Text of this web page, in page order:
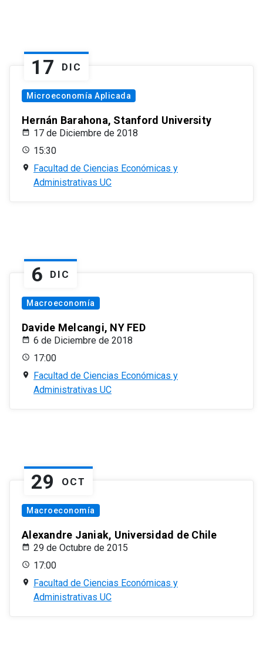
17 DIC
Microeconomía Aplicada
Hernán Barahona, Stanford University
17 de Diciembre de 2018
15:30
Facultad de Ciencias Económicas y
Administrativas UC
6 DIC
Macroeconomía
Davide Melcangi, NY FED
6 de Diciembre de 2018
17:00
Facultad de Ciencias Económicas y
Administrativas UC
29 OCT
Macroeconomía
Alexandre Janiak, Universidad de Chile
29 de Octubre de 2015
17:00
Facultad de Ciencias Económicas y
Administrativas UC